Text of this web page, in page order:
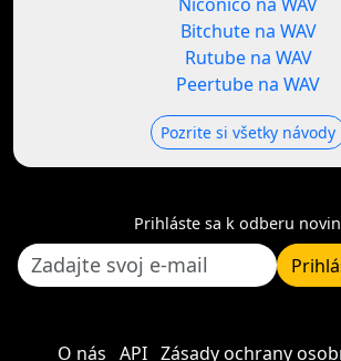
Bitchute na WAV
Rutube na WAV
Peertube na WAV
Pozrite si všetky návody
Prihláste sa k odberu
O nás API Zásady ochrany